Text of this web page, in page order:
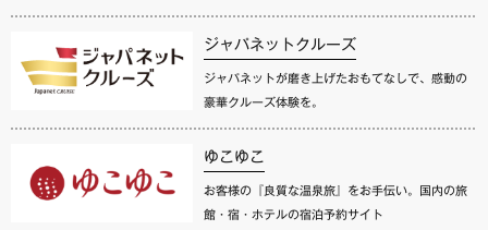
ジャパネットクルーズ
ジャパネットが磨き上げたおもてなしで、感動の
豪華クルーズ体験を。
ゆこゆこ
お客様の『良質な温泉旅』をお手伝い。国内の旅
館・宿・ホテルの宿泊予約サイト